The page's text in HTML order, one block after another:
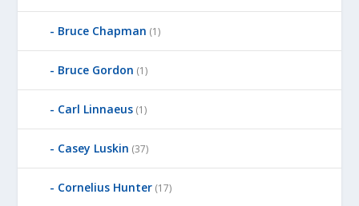
Bruce Chapman (1)
Bruce Gordon (1)
Carl Linnaeus (1)
Casey Luskin (37)
Cornelius Hunter (17)